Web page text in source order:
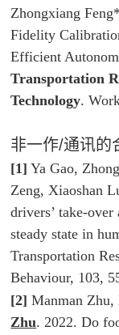
Zhongxiang
Fidelity
Efficient
Transportation
Technology.
非一作/通讯的
[1] Ya Gao,
Zeng, Xiaoshan
drivers’ take-
steady state in
Transportation
Behaviour, 103,
[2] Manman
Zhu. 2022. Do